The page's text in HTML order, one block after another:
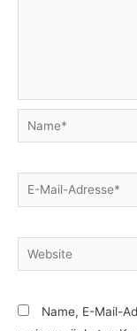
Name*
E-
Mail-
Website
Name, E-Mail-